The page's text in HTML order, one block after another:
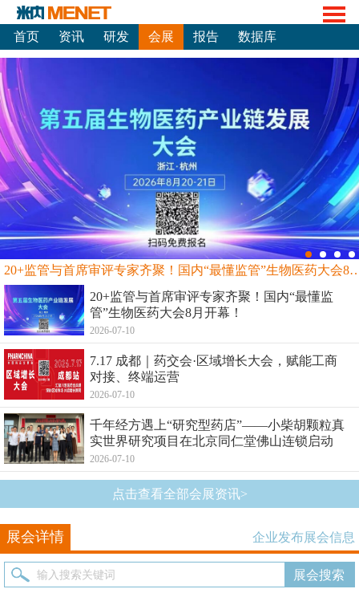
首页 资讯 研发 会展 报告 数据库
20+监管与首席审评专家齐聚！国内“最
20+监管与首席审评专家齐聚！国内“最懂监
管”生物医药大会8月开幕！
2026-07-10
7.17 成都｜药交会·区域增长大会，赋能工商
对接、终端运营
2026-07-10
千年经方遇上“研究型药店”——小柴胡颗粒真
实世界研究项目在北京同仁堂佛山连锁启动
2026-07-10
点击查看全部会展资讯>
展会详情 企业发布展会信息